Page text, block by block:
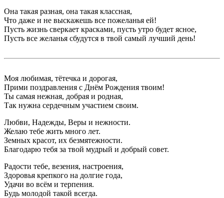
Она такая разная, она такая классная,
Что даже и не выскажешь все пожеланья ей!
Пусть жизнь сверкает красками, пусть утро будет ясное,
Пусть все желанья сбудутся в твой самый лучший день!
Моя любимая, тётечка и дорогая,
Прими поздравления с Днём Рождения твоим!
Ты самая нежная, добрая и родная,
Так нужна сердечным участием своим.
Любви, Надежды, Веры и нежности.
Желаю тебе жить много лет.
Земных красот, их безмятежности.
Благодарю тебя за твой мудрый и добрый совет.
Радости тебе, везения, настроения,
Здоровья крепкого на долгие года,
Удачи во всём и терпения.
Будь молодой такой всегда.